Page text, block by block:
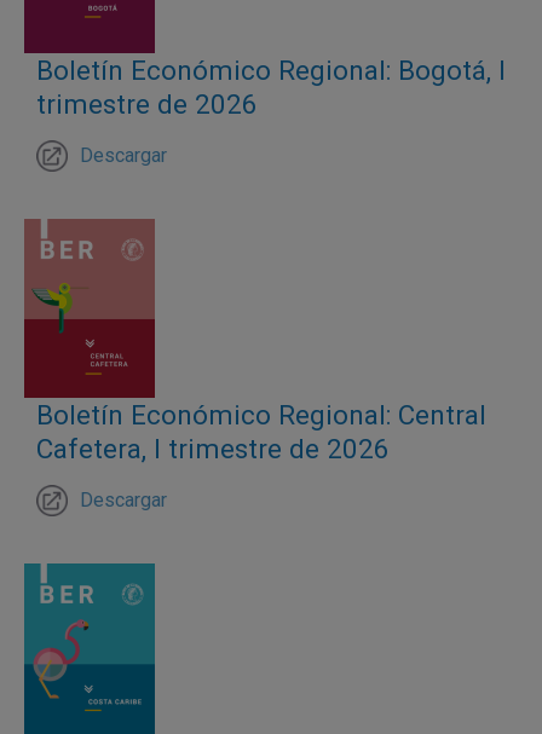
Boletín Económico Regional: Bogotá, I
trimestre de 2026
Descargar
Boletín Económico Regional: Central
Cafetera, I trimestre de 2026
Descargar